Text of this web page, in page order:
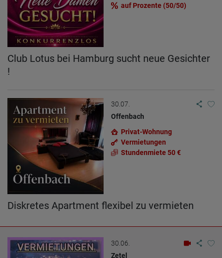
auf Prozente (50/50)
Club Lotus bei Hamburg sucht neue Gesichter
!
30.07.
Offenbach
Privat-Wohnung
Vermietungen
Stundenmiete 50 €
Diskretes Apartment flexibel zu vermieten
30.06.
Zetel